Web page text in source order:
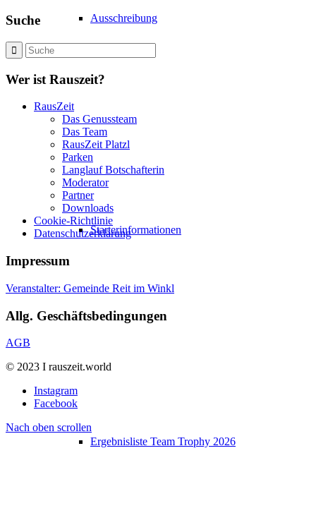
Ausschreibung
Starterinformationen
Ergebnisliste Team Trophy 2026
Suche
Wer ist Rauszeit?
RausZeit
Das Genussteam
Das Team
RausZeit Platzl
Parken
Langlauf Botschafterin
Moderator
Partner
Downloads
Cookie-Richtlinie
Datenschutzerklärung
Impressum
Veranstalter: Gemeinde Reit im Winkl
Allg. Geschäftsbedingungen
AGB
© 2023 I rauszeit.world
Instagram
Facebook
Nach oben scrollen